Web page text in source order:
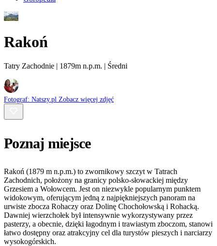
Rakoń
Tatry Zachodnie | 1879m n.p.m. | Średni
Fotograf: Natszy.pl Zobacz więcej zdjęć
Poznaj miejsce
Rakoń (1879 m n.p.m.) to zwornikowy szczyt w Tatrach
Zachodnich, położony na granicy polsko-słowackiej między
Grzesiem a Wołowcem. Jest on niezwykle popularnym punktem
widokowym, oferującym jedną z najpiękniejszych panoram na
urwiste zbocza Rohaczy oraz Dolinę Chochołowską i Rohacką.
Dawniej wierzchołek był intensywnie wykorzystywany przez
pasterzy, a obecnie, dzięki łagodnym i trawiastym zboczom, stanowi
łatwo dostępny oraz atrakcyjny cel dla turystów pieszych i narciarzy
wysokogórskich.